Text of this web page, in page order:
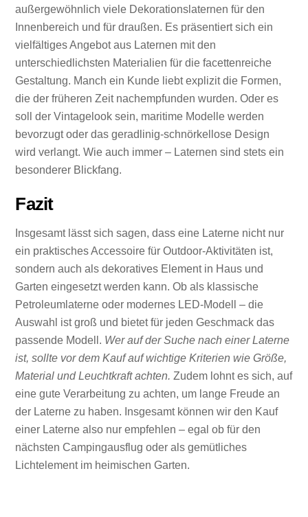
außergewöhnlich viele Dekorationslaternen für den
Innenbereich und für draußen. Es präsentiert sich ein
vielfältiges Angebot aus Laternen mit den
unterschiedlichsten Materialien für die facettenreiche
Gestaltung. Manch ein Kunde liebt explizit die Formen,
die der früheren Zeit nachempfunden wurden. Oder es
soll der Vintagelook sein, maritime Modelle werden
bevorzugt oder das geradlinig-schnörkellose Design
wird verlangt. Wie auch immer – Laternen sind stets ein
besonderer Blickfang.
Fazit
Insgesamt lässt sich sagen, dass eine Laterne nicht nur
ein praktisches Accessoire für Outdoor-Aktivitäten ist,
sondern auch als dekoratives Element in Haus und
Garten eingesetzt werden kann. Ob als klassische
Petroleumlaterne oder modernes LED-Modell – die
Auswahl ist groß und bietet für jeden Geschmack das
passende Modell. Wer auf der Suche nach einer Laterne
ist, sollte vor dem Kauf auf wichtige Kriterien wie Größe,
Material und Leuchtkraft achten. Zudem lohnt es sich, auf
eine gute Verarbeitung zu achten, um lange Freude an
der Laterne zu haben. Insgesamt können wir den Kauf
einer Laterne also nur empfehlen – egal ob für den
nächsten Campingausflug oder als gemütliches
Lichtelement im heimischen Garten.